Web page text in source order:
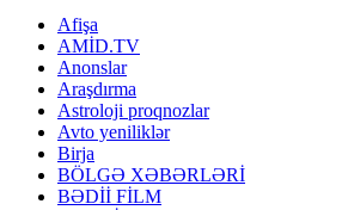
Afişa
AMİD.TV
Anonslar
Araşdırma
Astroloji proqnozlar
Avto yeniliklər
Birja
BÖLGƏ XƏBƏRLƏRİ
BƏDİİ FİLM